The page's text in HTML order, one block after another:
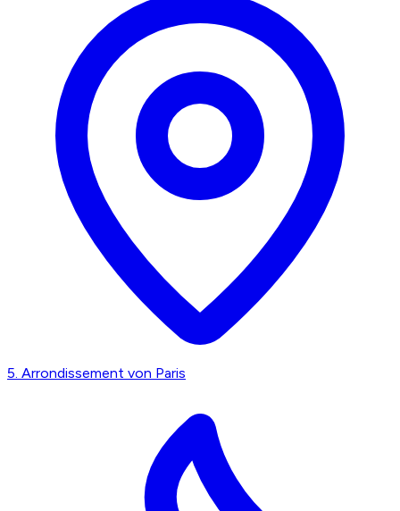
5. Arrondissement von Paris